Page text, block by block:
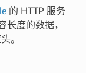
的 HTTP 服务
长度的数据，
。